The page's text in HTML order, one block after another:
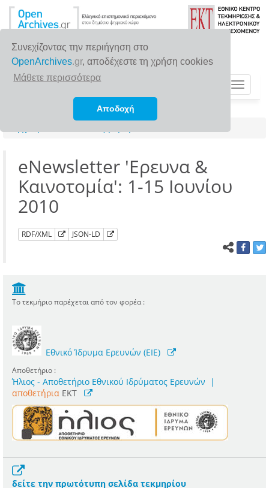
Συνεχίζοντας την περιήγηση στο
OpenArchives.gr, αποδέχεστε τη χρήση cookies
Μάθετε περισσότερα
Αποδοχή
Toggle
eNewsletter 'Ερευνα &
Καινοτομία': 1-15 Ιουνίου
2010
RDF/XML JSON-LD
Το τεκμήριο παρέχεται από τον φορέα :
Εθνικό Ίδρυμα Ερευνών (ΕΙΕ)
Αποθετήριο :
Ήλιος - Αποθετήριο Εθνικού Ιδρύματος Ερευνών
|
αποθετήρια EKT
δείτε την πρωτότυπη σελίδα τεκμηρίου